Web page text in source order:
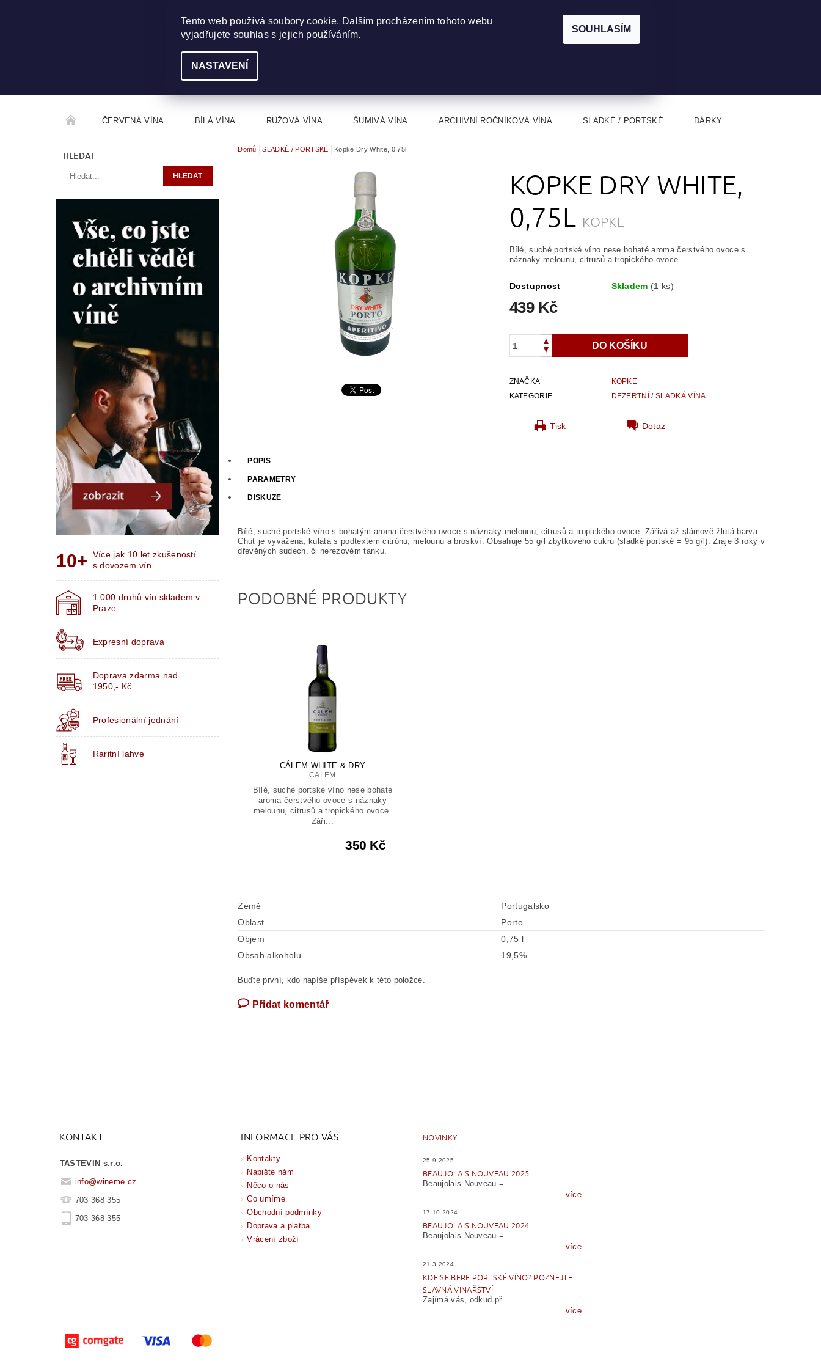
ČERVENÁ VÍNA BÍLÁ VÍNA RŮŽOVÁ VÍNA ŠUMIVÁ VÍNA ARCHIVNÍ ROČNÍKOVÁ VÍNA SLADKÉ / PORTSKÉ DÁRKY
ROČNÍKOVÝ ALKOHOL ROZCESTNÍK VÍN
HLEDAT
Více jak 10 let zkušeností
s dovozem vín
1 000 druhů vín skladem v
Praze
Expresní doprava
Doprava zdarma nad
1950,- Kč
Profesionální jednání
Raritní lahve
Domů SLADKÉ / PORTSKÉ Kopke Dry White, 0,75l
KOPKE DRY WHITE,
0,75L KOPKE
Bílé, suché portské víno nese bohaté aroma čerstvého ovoce s
náznaky melounu, citrusů a tropického ovoce.
Dostupnost Skladem (1 ks)
439 Kč
ZNAČKA
KOPKE
KATEGORIE
DEZERTNÍ / SLADKÁ VÍNA
Tisk Dotaz
POPIS
PARAMETRY
DISKUZE
Bílé, suché portské víno s bohatým aroma čerstvého ovoce s náznaky melounu, citrusů a tropického ovoce. Zářivá až slámově žlutá barva.
Chuť je vyvážená, kulatá s podtextem citrónu, melounu a broskví. Obsahuje 55 g/l zbytkového cukru (sladké portské = 95 g/l). Zraje 3 roky v
dřevěných sudech, či nerezovém tanku.
PODOBNÉ PRODUKTY
CÁLEM WHITE & DRY
CALEM
Bílé, suché portské víno nese bohaté
aroma čerstvého ovoce s náznaky
melounu, citrusů a tropického ovoce.
Záři...
350 Kč
Země
Portugalsko
Oblast
Porto
Objem
0,75 l
Obsah alkoholu
19,5%
Buďte první, kdo napíše příspěvek k této položce.
Přidat komentář
KONTAKT
TASTEVIN s.r.o.
info@wineme.cz
703 368 355
703 368 355
INFORMACE PRO VÁS
Kontakty
Napište nám
Něco o nás
Co umíme
Obchodní podmínky
Doprava a platba
Vrácení zboží
NOVINKY
25.9.2025
BEAUJOLAIS NOUVEAU 2025
Beaujolais Nouveau =...
více
17.10.2024
BEAUJOLAIS NOUVEAU 2024
Beaujolais Nouveau =...
více
21.3.2024
KDE SE BERE PORTSKÉ VÍNO? POZNEJTE
SLAVNÁ VINAŘSTVÍ
Zajímá vás, odkud př...
více
Tento web používá soubory cookie. Dalším procházením tohoto webu
vyjadřujete souhlas s jejich používáním.
NASTAVENÍ
SOUHLASÍM